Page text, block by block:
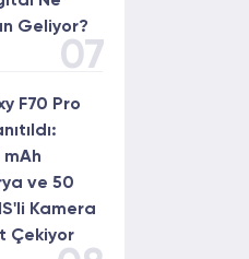
Geliyor?
07
F70 Pro
ve 50
Kamera
Çekiyor